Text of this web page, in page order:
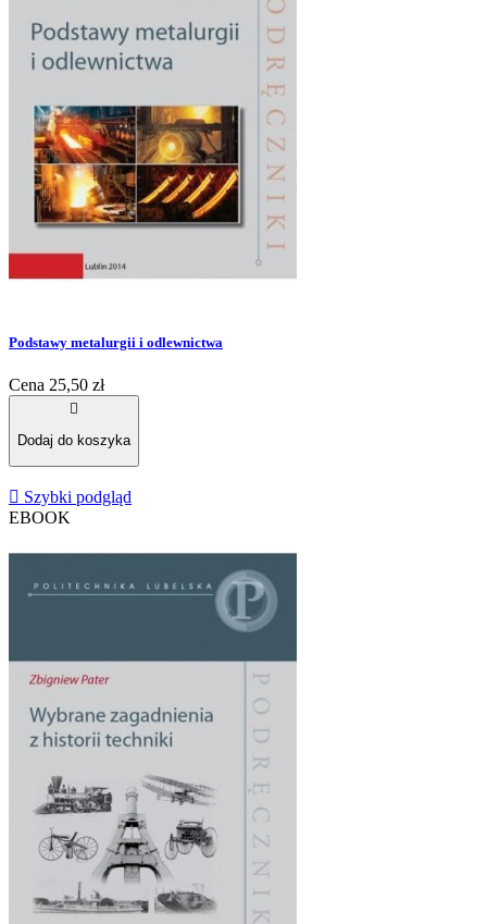
Podstawy metalurgii i odlewnictwa
Cena 25,50 zł

Dodaj do koszyka
 Szybki podgląd
EBOOK